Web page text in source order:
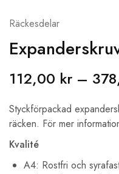
Räckesdelar
112,00 kr –
Styckförpackad
räcken. För mer
Kvalité
A4: Rostfri och